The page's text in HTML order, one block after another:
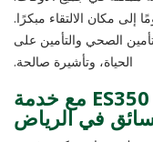
إلى مكان الالتقاء مبكرًا.
الصحي والتأمين على
الحياة، وتأشيرة صالحة.
خبرتنا في سيارة لكزس ES350 مع خدمة
في الرياض